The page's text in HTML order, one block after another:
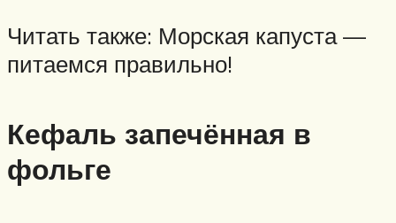
Читать также: Морская капуста —
питаемся правильно!
Кефаль запечённая в
фольге